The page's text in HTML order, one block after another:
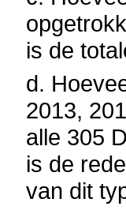
is de
d.
2013,
alle 305
is de
van dit